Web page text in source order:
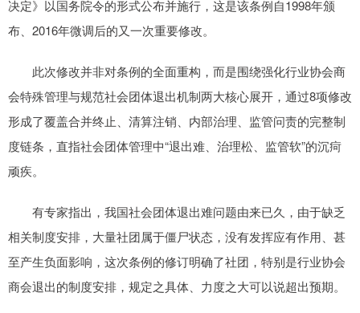
决定》以国务院令的形式公布并施行，这是该条例自1998年颁
布、2016年微调后的又一次重要修改。
此次修改并非对条例的全面重构，而是围绕强化行业协会商
会特殊管理与规范社会团体退出机制两大核心展开，通过8项修改
形成了覆盖合并终止、清算注销、内部治理、监管问责的完整制
度链条，直指社会团体管理中“退出难、治理松、监管软”的沉疴
顽疾。
有专家指出，我国社会团体退出难问题由来已久，由于缺乏
相关制度安排，大量社团属于僵尸状态，没有发挥应有作用、甚
至产生负面影响，这次条例的修订明确了社团，特别是行业协会
商会退出的制度安排，规定之具体、力度之大可以说超出预期。